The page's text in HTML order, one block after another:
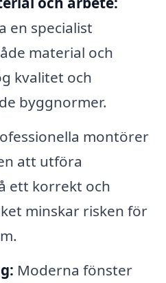
en specialist
material och
kvalitet och
byggnormer.
montörer
att utföra
ett korrekt och
minskar risken för
Moderna fönster